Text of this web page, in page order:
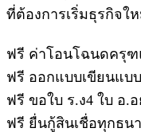
ที่ต้องการเริ่มธุรกิจใ
ฟรี ค่าโอนโฉนดครุฑ
ฟรี ออกแบบเขียนแบ
ฟรี ขอใบ ร.ง4 ใบ อ.อ
ฟรี ยื่นกู้สินเชื่อทุกธน